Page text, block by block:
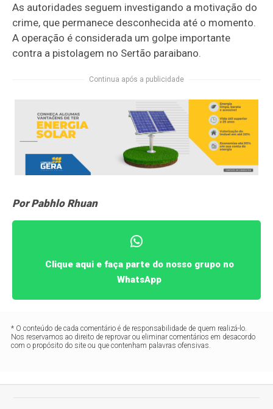
As autoridades seguem investigando a motivação do
crime, que permanece desconhecida até o momento.
A operação é considerada um golpe importante
contra a pistolagem no Sertão paraibano.
Continua após a publicidade
Por Pabhlo Rhuan
Clique aqui e faça parte do nosso grupo no
WhatsApp
* O conteúdo de cada comentário é de responsabilidade de quem realizá-lo.
Nos reservamos ao direito de reprovar ou eliminar comentários em desacordo
com o propósito do site ou que contenham palavras ofensivas.